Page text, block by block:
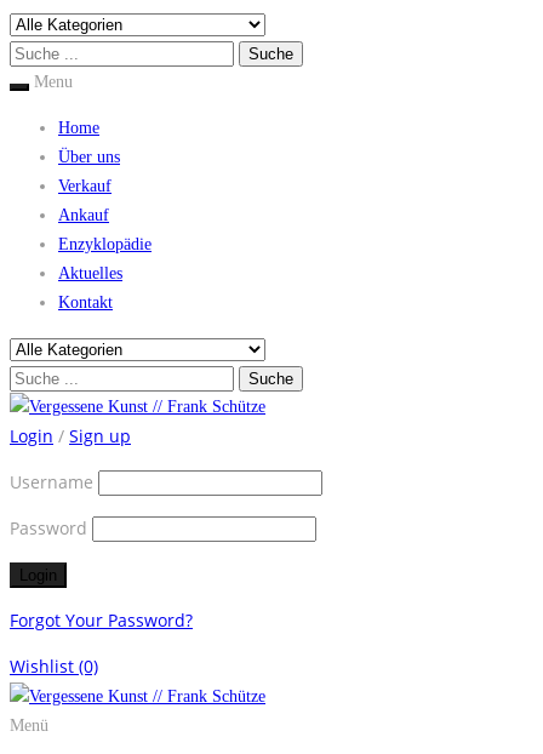
Menu
Home
Über uns
Verkauf
Ankauf
Enzyklopädie
Aktuelles
Kontakt
Login / Sign up
Username
Password
Forgot Your Password?
Wishlist (0)
Menü